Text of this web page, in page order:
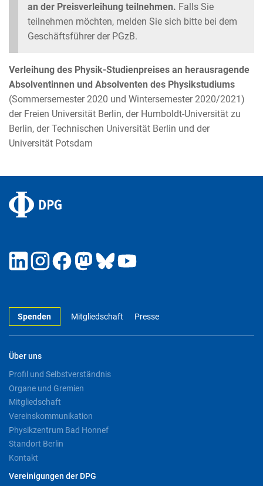
an der Preisverleihung teilnehmen. Falls Sie
teilnehmen möchten, melden Sie sich bitte bei dem
Geschäftsführer der PGzB.
Verleihung des Physik-Studienpreises an herausragende
Absolventinnen und Absolventen des Physikstudiums
(Sommersemester 2020 und Wintersemester 2020/2021)
der Freien Universität Berlin, der Humboldt-Universität zu
Berlin, der Technischen Universität Berlin und der
Universität Potsdam
Spenden Mitgliedschaft Presse
Über uns
Profil und Selbstverständnis
Organe und Gremien
Mitgliedschaft
Vereinskommunikation
Physikzentrum Bad Honnef
Standort Berlin
Kontakt
Vereinigungen der DPG